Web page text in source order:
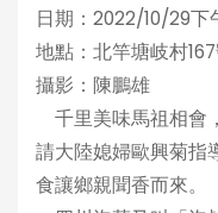
日期：2022/10/29下
地點：北竿塘岐村
攝影：陳鵬雄
千里美味馬祖相會
請大陸媳婦歐興菊指
食讓鄉親聞香而來。